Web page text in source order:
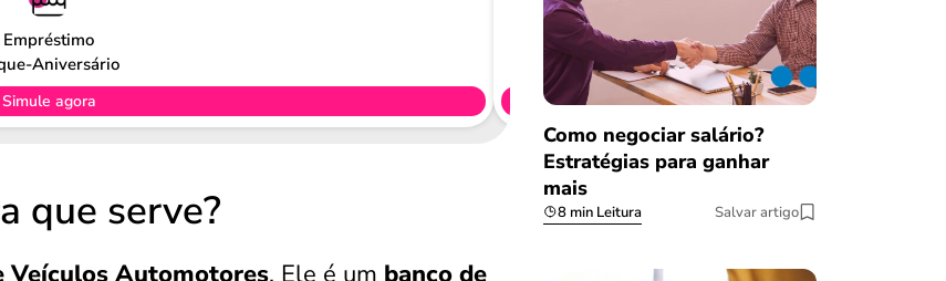
Empréstimo
Aniversário
Simule agora
que serve?
Veículos Automotores. Ele é um banco de
Como negociar salário?
Estratégias para ganhar
mais
8 min Leitura Salvar artigo